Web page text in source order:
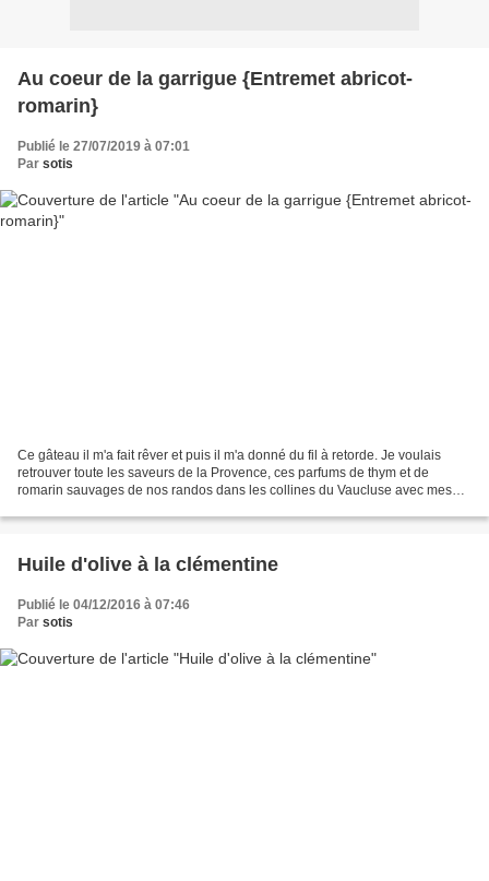
Au coeur de la garrigue {Entremet abricot-
romarin}
Publié le 27/07/2019 à 07:01
Par sotis
Ce gâteau il m'a fait rêver et puis il m'a donné du fil à retorde. Je voulais
retrouver toute les saveurs de la Provence, ces parfums de thym et de
romarin sauvages de nos randos dans les collines du Vaucluse avec mes
Huile d'olive à la clémentine
Publié le 04/12/2016 à 07:46
Par sotis